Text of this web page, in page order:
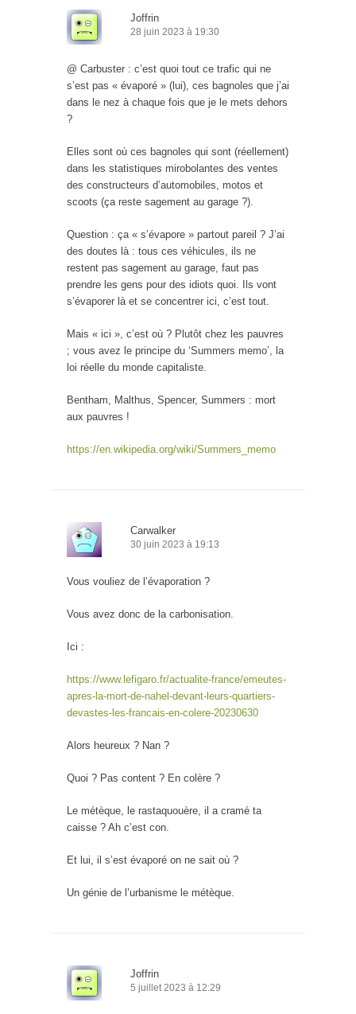
Joffrin
28 juin 2023 à 19:30
@ Carbuster : c’est quoi tout ce trafic qui ne
s’est pas « évaporé » (lui), ces bagnoles que j’ai
dans le nez à chaque fois que je le mets dehors
?
Elles sont où ces bagnoles qui sont (réellement)
dans les statistiques mirobolantes des ventes
des constructeurs d’automobiles, motos et
scoots (ça reste sagement au garage ?).
Question : ça « s’évapore » partout pareil ? J’ai
des doutes là : tous ces véhicules, ils ne
restent pas sagement au garage, faut pas
prendre les gens pour des idiots quoi. Ils vont
s’évaporer là et se concentrer ici, c’est tout.
Mais « ici », c’est où ? Plutôt chez les pauvres
; vous avez le principe du ‘Summers memo’, la
loi réelle du monde capitaliste.
Bentham, Malthus, Spencer, Summers : mort
aux pauvres !
https://en.wikipedia.org/wiki/Summers_memo
Carwalker
30 juin 2023 à 19:13
Vous vouliez de l’évaporation ?
Vous avez donc de la carbonisation.
Ici :
https://www.lefigaro.fr/actualite-france/emeutes-
apres-la-mort-de-nahel-devant-leurs-quartiers-
devastes-les-francais-en-colere-20230630
Alors heureux ? Nan ?
Quoi ? Pas content ? En colère ?
Le métèque, le rastaquouère, il a cramé ta
caisse ? Ah c’est con.
Et lui, il s’est évaporé on ne sait où ?
Un génie de l’urbanisme le métèque.
Joffrin
5 juillet 2023 à 12:29